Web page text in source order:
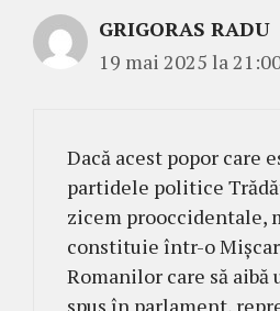
GRIGORAS RADU
19 mai 2025 la
Dacă acest popor care
partidele politice
zicem prooccidentale,
constituie într-o
Romanilor care să aibă
spus în parlament,